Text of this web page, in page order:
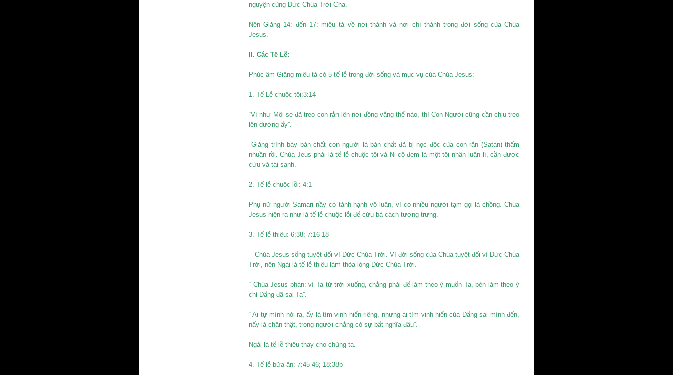
nguyện cùng Đức Chúa Trời Cha.
Nên Giăng 14: đến 17: miêu tả về nơi thánh và nơi chí thánh trong đời sống của Chúa
Jesus.
II. Các Tế Lễ:
Phúc âm Giăng miêu tả có 5 tế lễ trong đời sống và mục vụ của Chúa Jesus:
1. Tế Lễ chuộc tội:3:14
“Ví như Môi se đã treo con rắn lên nơi đồng vắng thể nào, thì Con Người cũng cần chịu treo
lên dường ấy”.
Giăng trình bày bản chất con người là bản chất đã bị nọc độc của con rắn (Satan) thấm
nhuần rồi. Chúa Jeus phải là tế lễ chuộc tội và Ni-cô-đem là một tội nhân luân lí, cần được
cứu và tái sanh.
2. Tế lễ chuộc lỗi: 4:1
Phụ nữ người Samari nầy có tánh hạnh vô luân, vì có nhiều người tạm gọi là chồng. Chúa
Jesus hiện ra như là tế lễ chuộc lỗi để cứu bà cách tượng trưng.
3. Tế lễ thiêu: 6:38; 7:16-18
Chúa Jesus sống tuyệt đối vì Đức Chúa Trời. Vì đời sống của Chúa tuyệt đối vì Đức Chúa
Trời, nên Ngài là tế lễ thiêu làm thỏa lòng Đức Chúa Trời.
“ Chúa Jesus phán: vì Ta từ trời xuống, chẳng phải để làm theo ý muốn Ta, bèn làm theo ý
chỉ Đấng đã sai Ta”.
“ Ai tự mình nói ra, ấy là tìm vinh hiển riêng, nhưng ai tìm vinh hiển của Đấng sai mình đến,
nấy là chân thật, trong người chẳng có sự bất nghĩa đâu”.
Ngài là tế lễ thiêu thay cho chúng ta.
4. Tế lễ bữa ăn: 7:45-46; 18:38b